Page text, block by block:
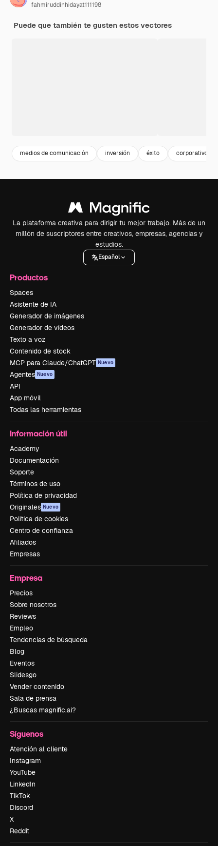
fahmiruddinhidayat111198
Puede que también te gusten estos vectores
medios de comunicación inversión éxito corporativo
La plataforma creativa para dirigir tu mejor trabajo. Más de un
millón de suscriptores entre creativos, empresas, agencias y
estudios.
Español
Productos
Spaces
Asistente de IA
Generador de imágenes
Generador de vídeos
Texto a voz
Contenido de stock
MCP para Claude/ChatGPT Nuevo
Agentes Nuevo
API
App móvil
Todas las herramientas
Información útil
Academy
Documentación
Soporte
Términos de uso
Política de privacidad
Originales Nuevo
Política de cookies
Centro de confianza
Afiliados
Empresas
Empresa
Precios
Sobre nosotros
Reviews
Empleo
Tendencias de búsqueda
Blog
Eventos
Slidesgo
Vender contenido
Sala de prensa
¿Buscas magnific.ai?
Síguenos
Atención al cliente
Instagram
YouTube
LinkedIn
TikTok
Discord
X
Reddit